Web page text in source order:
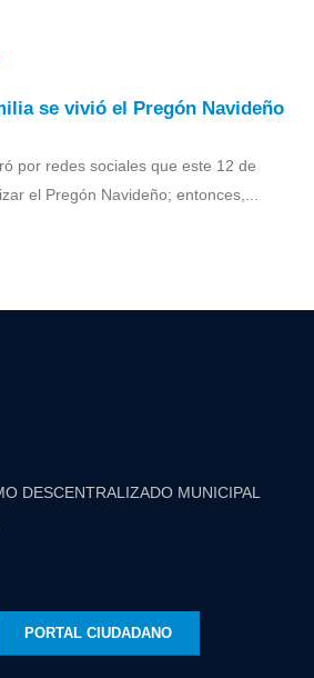
se vivió el Pregón Navideño
por redes sociales que este 12 de
el Pregón Navideño; entonces,...
DESCENTRALIZADO MUNICIPAL
PORTAL CIUDADANO